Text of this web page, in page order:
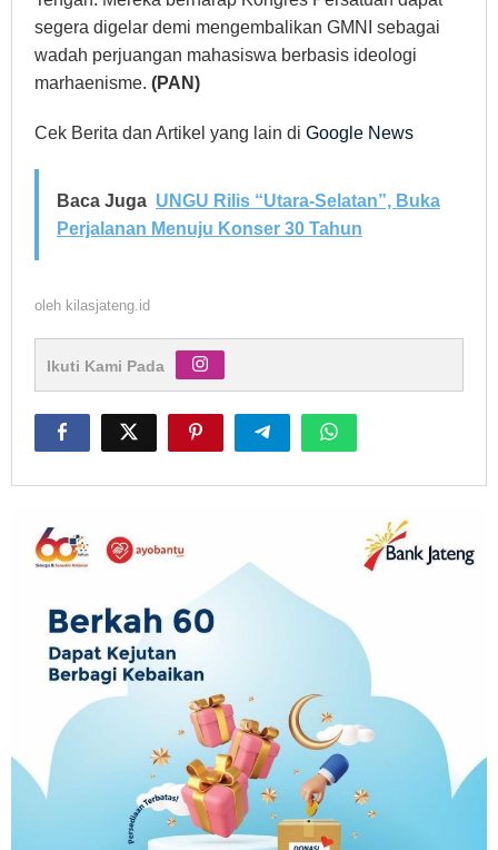
segera digelar demi mengembalikan GMNI sebagai
wadah perjuangan mahasiswa berbasis ideologi
marhaenisme. (PAN)
Cek Berita dan Artikel yang lain di Google News
Baca Juga UNGU Rilis “Utara-Selatan”, Buka
Perjalanan Menuju Konser 30 Tahun
oleh kilasjateng.id
Ikuti Kami Pada